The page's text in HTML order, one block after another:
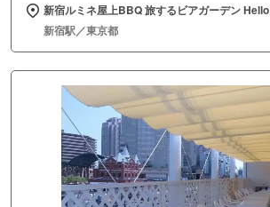
新宿ルミネ屋上BBQ 旅するビアガーデン Hello
新宿駅／東京都